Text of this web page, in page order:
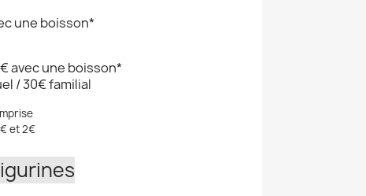
une boisson*
avec une boisson*
/ 30€ familial
et 2€